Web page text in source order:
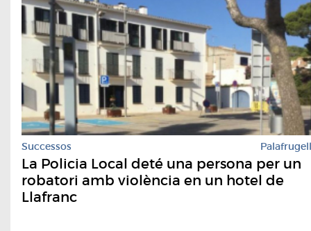
Successos Palafrugell
La Policia Local deté una persona per un
robatori amb violència en un hotel de
Llafranc